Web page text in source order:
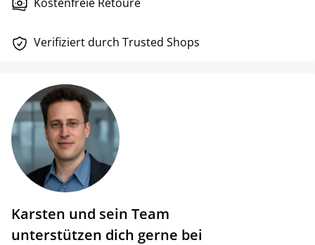
Verifiziert durch Trusted Shops
Karsten und sein Team
unterstützen dich gerne bei